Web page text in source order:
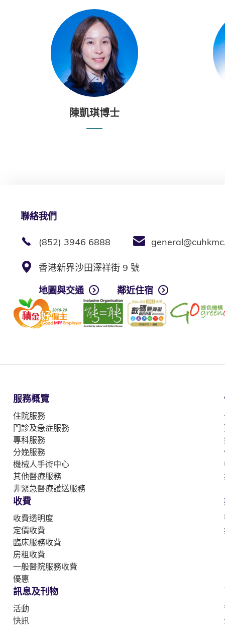
陳凱琪博士
聯絡我們
(852) 3946 6888
香港新界沙田澤祥街 9 號
地圖與交通
鄰近住宿
服務概覽
住院服務
門診及急症服務
專科服務
分娩服務
機械人手術中心
其他醫療服務
非緊急醫療護送服務
收費
收費透明度
定價收費
臨床服務收費
房租收費
一般醫院服務收費
優惠
訊息及刊物
活動
快訊